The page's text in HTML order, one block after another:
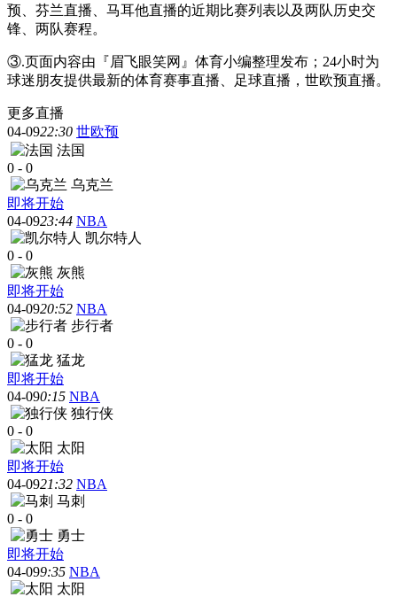
预、芬兰直播、马耳他直播的近期比赛列表以及两队历史交
锋、两队赛程。
③.页面内容由『眉飞眼笑网』体育小编整理发布；24小时为
球迷朋友提供最新的体育赛事直播、足球直播，世欧预直播。
更多直播
04-0922:30 世欧预
法国
0 - 0
乌克兰
即将开始
04-0923:44 NBA
凯尔特人
0 - 0
灰熊
即将开始
04-0920:52 NBA
步行者
0 - 0
猛龙
即将开始
04-090:15 NBA
独行侠
0 - 0
太阳
即将开始
04-0921:32 NBA
马刺
0 - 0
勇士
即将开始
04-099:35 NBA
太阳